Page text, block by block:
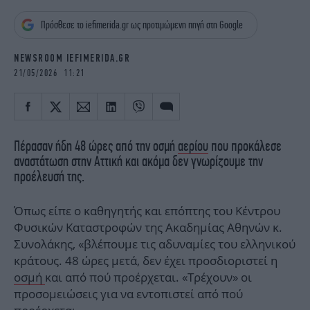
OSCARS
THE OCEAN
Πρόσθεσε το iefimerida.gr ως προτιμώμενη πηγή στη Google
NEWSROOM IEFIMERIDA.GR
21/05/2026 11:21
Πέρασαν ήδη 48 ώρες από την οσμή αερίου που προκάλεσε
αναστάτωση στην Αττική και ακόμα δεν γνωρίζουμε την
προέλευσή της.
Όπως είπε ο καθηγητής και επόπτης του Κέντρου
Φυσικών Καταστροφών της Ακαδημίας Αθηνών κ.
Συνολάκης, «βλέπουμε τις αδυναμίες του ελληνικού
κράτους. 48 ώρες μετά, δεν έχει προσδιοριστεί η
οσμή και από πού προέρχεται. «Τρέχουν» οι
προσομειώσεις για να εντοπιστεί από πού